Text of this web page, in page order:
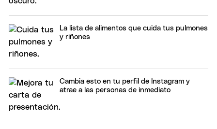
La lista de alimentos que cuida tus pulmones
y riñones
Cambia esto en tu perfil de Instagram y
atrae a las personas de inmediato